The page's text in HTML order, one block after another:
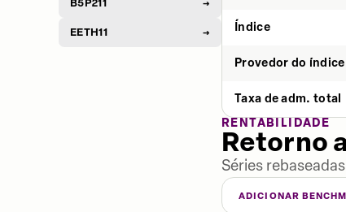
B5P211 →
EETH11 → Índice
Provedor do índice
Taxa de adm. total
RENTABILIDADE
Retorno
Séries
ADICIONAR